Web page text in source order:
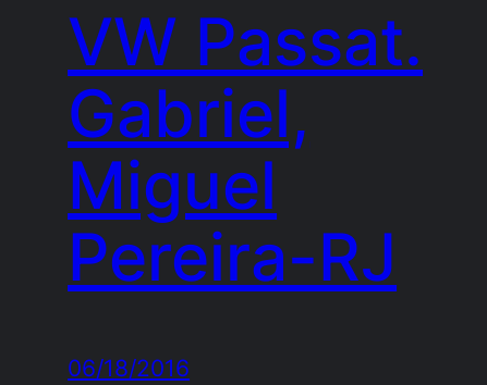
VW Passat.
Gabriel,
Miguel
Pereira-RJ
06/18/2016